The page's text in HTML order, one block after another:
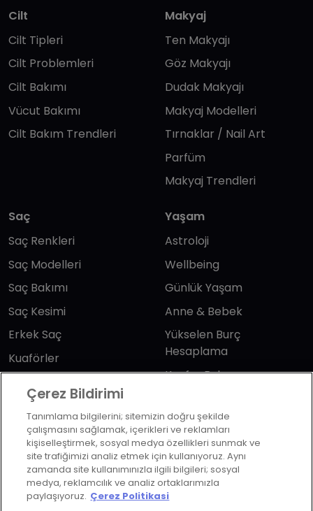
Cilt
Cilt Tipleri
Cilt Problemleri
Cilt Bakımı
Vücut Bakımı
Cilt Bakım Trendleri
Makyaj
Ten Makyajı
Göz Makyajı
Dudak Makyajı
Makyaj Modelleri
Tırnaklar / Nail Art
Parfüm
Makyaj Trendleri
Saç
Saç Renkleri
Saç Modelleri
Saç Bakımı
Saç Kesimi
Erkek Saç
Kuaförler
Yaşam
Astroloji
Wellbeing
Günlük Yaşam
Anne & Bebek
Yükselen Burç
Hesaplama
Kuafor Bulma
Bizi takip edin
Çerez Bildirimi
Tanımlama bilgilerini; sitemizin doğru şekilde
çalışmasını sağlamak, içerikleri ve reklamları
kişiselleştirmek, sosyal medya özellikleri sunmak ve
site trafiğimizi analiz etmek için kullanıyoruz. Aynı
zamanda site kullanımınızla ilgili bilgileri; sosyal
medya, reklamcılık ve analiz ortaklarımızla
paylaşıyoruz. Çerez Politikasi